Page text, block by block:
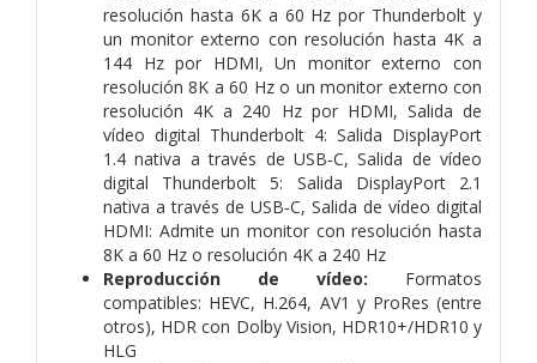
resolución hasta 6K a 60 Hz por Thunderbolt y
un monitor externo con resolución hasta 4K a
144 Hz por HDMI,Un monitor externo con
resolución 8K a 60 Hz o un monitor externo con
resolución 4K a 240 Hz por HDMI, Salida de
vídeo digital Thunderbolt 4: Salida DisplayPort
1.4 nativa a través de USB‑C,Salida de vídeo
digital Thunderbolt 5: Salida DisplayPort 2.1
nativa a través de USB‑C, Salida de vídeo digital
HDMI: Admite un monitor con resolución hasta
8K a 60 Hz o resolución 4K a 240 Hz
Reproducción de vídeo:
Formatos
compatibles: HEVC, H.264, AV1 y ProRes (entre
otros), HDR con Dolby Vision, HDR10+/HDR10 y
HLG